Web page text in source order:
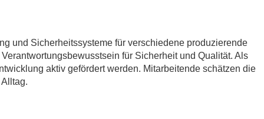
und Sicherheitssysteme für verschiedene produzierende
für Sicherheit und Qualität. Als
aktiv gefördert werden. Mitarbeitende schätzen die